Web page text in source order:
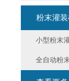
粉末灌
小型粉末
全自动粉